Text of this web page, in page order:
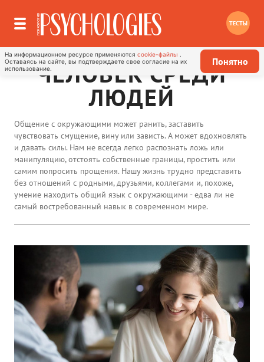
ТЕСТЫ
На информационном ресурсе применяются cookie-файлы
Оставаясь на сайте, вы подтверждаете свое согласие на их
использование.
Понятно
ЧЕЛОВЕК СРЕДИ
ЛЮДЕЙ
Общение с окружающими может ранить, заставить
чувствовать смущение, вину или зависть. А может вдохновлять
и давать силы. Нам не всегда легко распознать ложь или
манипуляцию, отстоять собственные границы, простить или
самим попросить прощения. Нашу жизнь трудно представить
без отношений с родными, друзьями, коллегами и, похоже,
умение находить общий язык с окружающими - едва ли не
самый востребованный навык в современном мире.